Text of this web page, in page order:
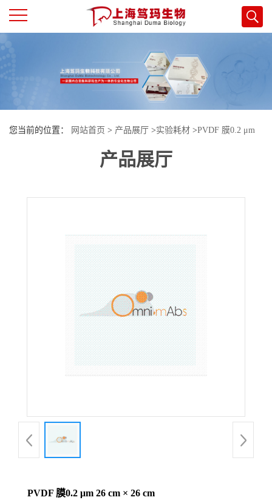
页
司
品
您当前的位置： 网站首页 > 产品展厅 >实验耗材 >PVDF 膜0.2 μm
产品展厅
PVDF 膜0.2 μm 26 cm × 26 cm